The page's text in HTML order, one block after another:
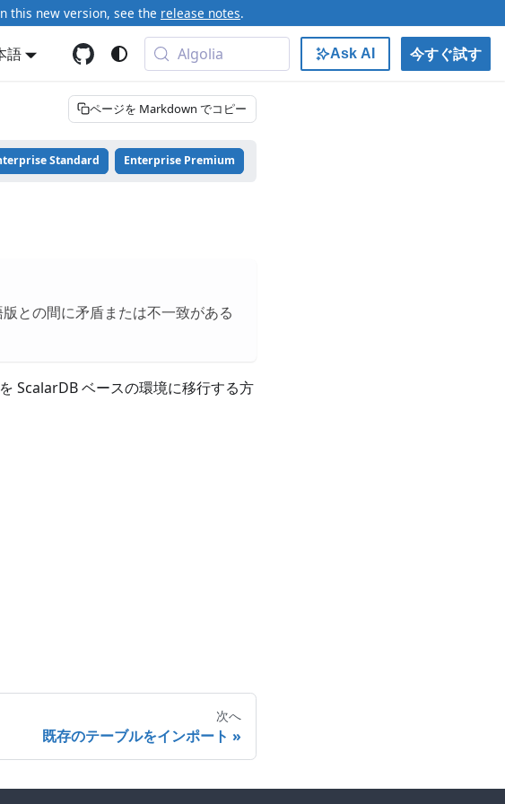
this new version, see the release notes.
語 Algolia Ask AI 今すぐ試す
ページを Markdown でコピー
Standard Enterprise Premium
との間に矛盾または不一致がある
ScalarDB ベースの環境に移行する方
次へ
既存のテーブルをインポート